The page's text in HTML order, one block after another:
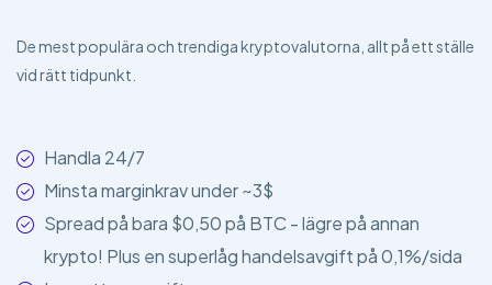
De mest populära och trendiga kryptovalutorna, allt på ett ställe
vid rätt tidpunkt.
Handla 24/7
Minsta marginkrav under ~3$
Spread på bara $0,50 på BTC - lägre på annan
krypto! Plus en superlåg handelsavgift på 0,1%/sida